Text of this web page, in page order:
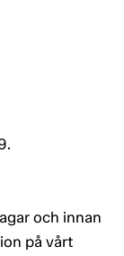
och innan
på vårt